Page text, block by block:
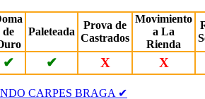
de
Paleteada
Prova de
Castrados
Movimiento
a La
Rienda
✔ ✔ X X